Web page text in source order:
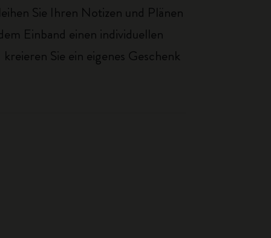
Sie Ihren Notizen und Plänen
Einband einen individuellen
Sie ein eigenes Geschenk